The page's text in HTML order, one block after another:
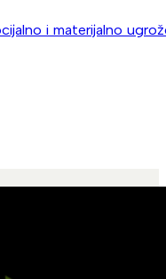
i materijalno